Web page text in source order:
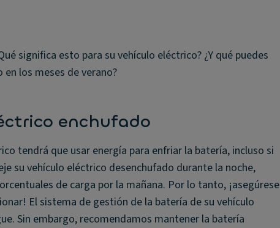
significa esto para su vehículo eléctrico? ¿Y qué puedes
los meses de verano?
enchufado
tendrá que usar energía para enfriar la batería, incluso si
su vehículo eléctrico desenchufado durante la noche,
de carga por la mañana. Por lo tanto, ¡asegúrese
El sistema de gestión de la batería de su vehículo
Sin embargo, recomendamos mantener la batería